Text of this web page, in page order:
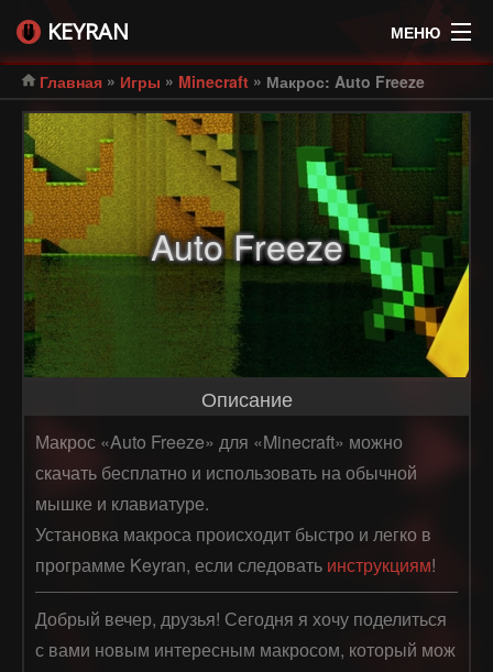
KEYRAN МЕНЮ
Главная » Игры » Minecraft » Макрос: Auto Freeze
Auto Freeze
Описание
Макрос «Auto Freeze» для «Minecraft» можно
скачать бесплатно и использовать на обычной
мышке и клавиатуре.
Установка макроса происходит быстро и легко в
программе Keyran, если следовать инструкциям!
Добрый вечер, друзья! Сегодня я хочу поделиться
с вами новым интересным макросом, который мож